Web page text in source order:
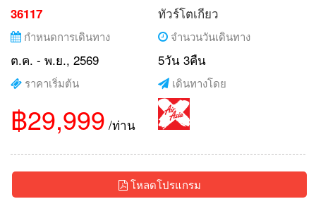
36117 ทัวร์โตเกียว
กำหนดการเดินทาง
ต.ค. - พ.ย., 2569
จำนวนวันเดินทาง
5วัน 3คืน
ราคาเริ่มต้น
฿29,999 /ท่าน
เดินทางโดย
โหลดโปรแกรม